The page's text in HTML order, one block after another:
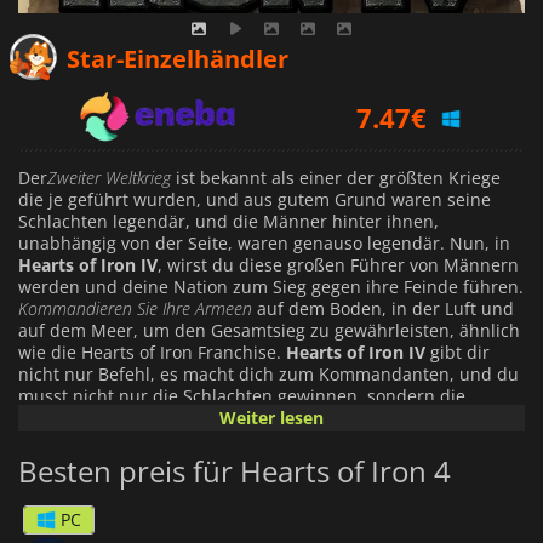
Star-Einzelhändler
7.47€
9.19€
DerZweiter Weltkriegist bekannt als einer der größten Kriege
die je geführt wurden, und aus gutem Grund waren seine
Schlachten legendär, und die Männer hinter ihnen,
unabhängig von der Seite, waren genauso legendär. Nun, in
Hearts of Iron IV, wirst du diese großen Führer von Männern
werden und deine Nation zum Sieg gegen ihre Feinde führen.
Kommandieren Sie Ihre Armeen auf dem Boden, in der Luft und
auf dem Meer, um den Gesamtsieg zu gewährleisten, ähnlich
wie die Hearts of Iron Franchise. Hearts of Iron IV gibt dir
nicht nur Befehl, es macht dich zum Kommandanten, und du
musst nicht nur die Schlachten gewinnen, sondern die
Herzen deiner Soldaten gewinnen, damit sie ihnen folgen
allen Seiten befehligen, die dazu beigetragen haben die Flut
des Kampfes immer wieder zu bewegen. Von Soldaten
Panzer, zu
das volle Arsenal an deine seite um jeden Kampf zu
Weiter lesen
Besten preis für Hearts of Iron 4
PC